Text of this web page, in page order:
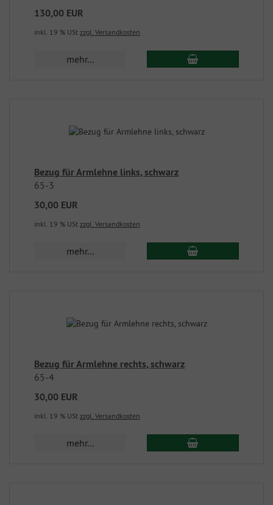
130,00 EUR
inkl. 19 % USt zzgl. Versandkosten
mehr...
Bezug für Armlehne links, schwarz
65-3
30,00 EUR
inkl. 19 % USt zzgl. Versandkosten
mehr...
Bezug für Armlehne rechts, schwarz
65-4
30,00 EUR
inkl. 19 % USt zzgl. Versandkosten
mehr...